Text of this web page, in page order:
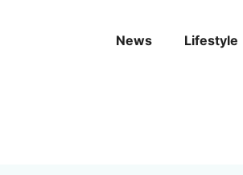
News Lifestyle